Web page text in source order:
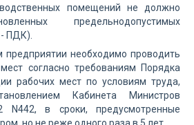
помещений не должно
предельнодопустимых
ПДК).
предприятии необходимо проводить
согласно требованиям Порядка
рабочих мест по условиям труда,
Кабинета Министров
N442, в сроки, предусмотренные